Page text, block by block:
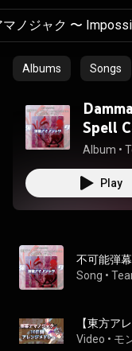
Albums Songs
Spell
Album •
Play
Song •
Video • モ